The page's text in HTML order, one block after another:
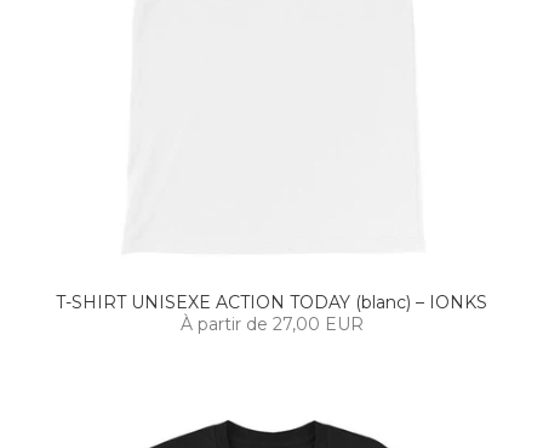
T-SHIRT UNISEXE ACTION TODAY (blanc) – IONKS
À partir de 27,00 EUR